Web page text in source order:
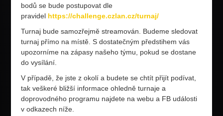
bodů se bude postupovat dle
pravidel https://challenge.czlan.cz/turnaj/
Turnaj bude samozřejmě streamován. Budeme sledovat
turnaj přímo na místě. S dostatečným předstihem vás
upozorníme na zápasy našeho týmu, pokud se dostane
do vysílání.
V případě, že jste z okolí a budete se chtít přijít podívat,
tak veškeré bližší informace ohledně turnaje a
doprovodného programu najdete na webu a FB události
v odkazech níže.